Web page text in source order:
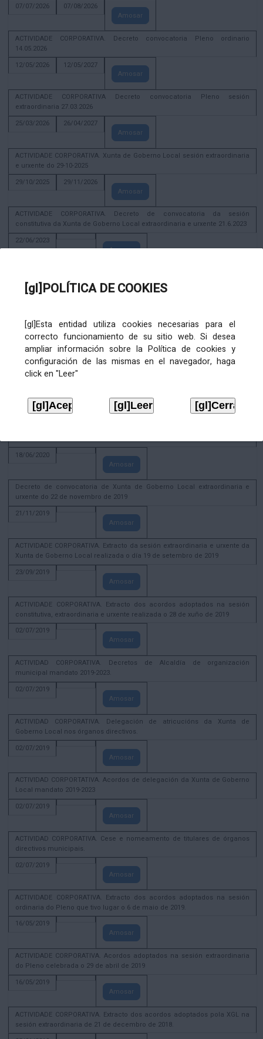
[gl]POLÍTICA DE COOKIES
[gl]Esta entidad utiliza cookies necesarias para el
correcto funcionamiento de su sitio web. Si desea
ampliar información sobre la Política de cookies y
configuración de las mismas en el navegador, haga
click en "Leer"
07/07/2026
07/08/2026
Amosar
ACTIVIDADE CORPORATIVA. Decreto convocatoria Pleno ordinario
14.05.2026
12/05/2026
12/05/2027
Amosar
ACTIVIDADE CORPORATIVA Decreto convocatoria Pleno sesión
extraordinaria 27.03.2026
25/03/2026
26/04/2027
Amosar
ACTIVIDADE CORPORATIVA. Xunta de Goberno Local sesión extraordinaria
e urxente do 29-10-2025
29/10/2025
29/11/2026
Amosar
ACTIVIDADE CORPORATIVA. Decreto de convocatoria da sesión
constitutiva da Xunta de Goberno Local extraordinaria e urxente 21.6.2023
22/06/2023
Amosar
02/08/2022
ACTIVIDADE CORPORATIVA. Xunta de Goberno Local do 30 de decembro
de 2020
28/12/2020
Amosar
ACTIVIDADE CORPORATIVA. Extracto do Pleno ordinario de data 2.7.2020
08/07/2020
Amosar
18/06/2020
Amosar
Decreto de convocatoria de Xunta de Goberno Local extraordinaria e
urxente do 22 de novembro de 2019
21/11/2019
Amosar
ACTIVIDADE CORPORATIVA. Extracto da sesión extraordinaria e urxente da
Xunta de Goberno Local realizada o día 19 de setembro de 2019
23/09/2019
Amosar
ACTIVIDADE CORPORATIVA. Extracto dos acordos adoptados na sesión
constitutiva, extraordinaria e urxente realizada o 28 de xuño de 2019
02/07/2019
Amosar
ACTIVIDAD CORPORATIVA. Decretos de Alcaldía de organización
municipal mandato 2019-2023.
02/07/2019
Amosar
ACTIVIDAD CORPORATIVA. Delegación de atricucións da Xunta de
Goberno Local nos órganos directivos.
02/07/2019
Amosar
ACTIVIDAD CORPORTATIVA. Acordos de delegación da Xunta de Goberno
Local mandato 2019-2023
02/07/2019
Amosar
ACTIVIDAD CORPORATIVA. Cese e nomeamento de titulares de órganos
directivos municipais.
02/07/2019
Amosar
ACTIVIDADE CORPORATIVA. Extracto dos acordos adoptados na sesión
ordinaria do Pleno que tivo lugar o 6 de maio de 2019.
16/05/2019
Amosar
ACTIVIDADE CORPORATIVA. Acordos adoptados na sesión extraordinaria
do Pleno celebrada o 29 de abril de 2019
16/05/2019
Amosar
ACTIVIDADE CORPORATIVA. Extracto dos acordos adoptados pola XGL na
sesión extraordinaria de 21 de decembro de 2018.